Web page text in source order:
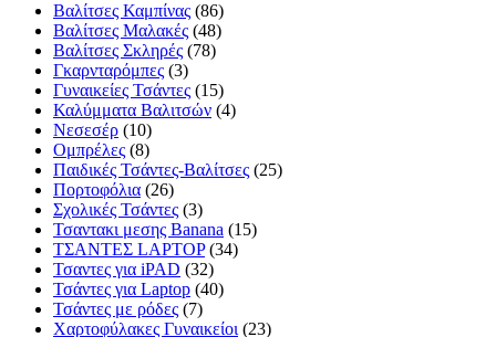
Βαλίτσες Καμπίνας (86)
Βαλίτσες Μαλακές (48)
Βαλίτσες Σκληρές (78)
Γκαρνταρόμπες (3)
Γυναικείες Τσάντες (15)
Καλύμματα Βαλιτσών (4)
Νεσεσέρ (10)
Ομπρέλες (8)
Παιδικές Τσάντες-Βαλίτσες (25)
Πορτοφόλια (26)
Σχολικές Τσάντες (3)
Τσαντακι μεσης Banana (15)
ΤΣΑΝΤΕΣ LAPTOP (34)
Τσαντες για iPAD (32)
Τσάντες για Laptop (40)
Τσάντες με ρόδες (7)
Χαρτοφύλακες Γυναικείοι (23)